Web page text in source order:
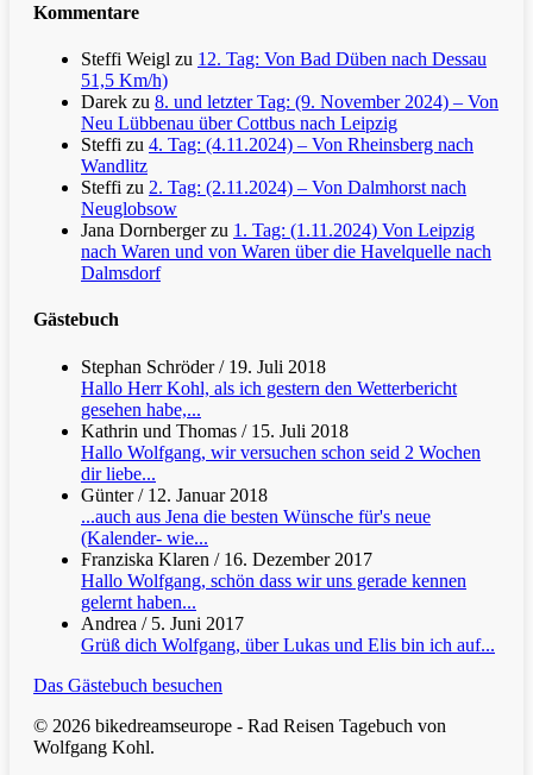
Kommentare
Steffi Weigl zu 12. Tag: Von Bad Düben nach Dessau
51,5 Km/h)
Darek zu 8. und letzter Tag: (9. November 2024) – Von
Neu Lübbenau über Cottbus nach Leipzig
Steffi zu 4. Tag: (4.11.2024) – Von Rheinsberg nach
Wandlitz
Steffi zu 2. Tag: (2.11.2024) – Von Dalmhorst nach
Neuglobsow
Jana Dornbergerzu 1. Tag: (1.11.2024) Von Leipzig
nach Waren und von Waren über die Havelquelle nach
Dalmsdorf
Gästebuch
Stephan Schröder/ 19. Juli 2018
Hallo Herr Kohl, als ich gestern den Wetterbericht
gesehen habe,...
Kathrin und Thomas / 15. Juli 2018
Hallo Wolfgang, wir versuchen schon seid 2 Wochen
dir liebe...
Günter/ 12. Januar 2018
...auch aus Jena die besten Wünsche für's neue
(Kalender- wie...
Franziska Klaren / 16. Dezember 2017
Hallo Wolfgang, schön dass wir uns gerade kennen
gelernt haben...
Andrea / 5. Juni 2017
Grüß dich Wolfgang, über Lukas und Elis bin ich auf...
Das Gästebuch besuchen
© 2026 bikedreamseurope - Rad Reisen Tagebuch von
Wolfgang Kohl.